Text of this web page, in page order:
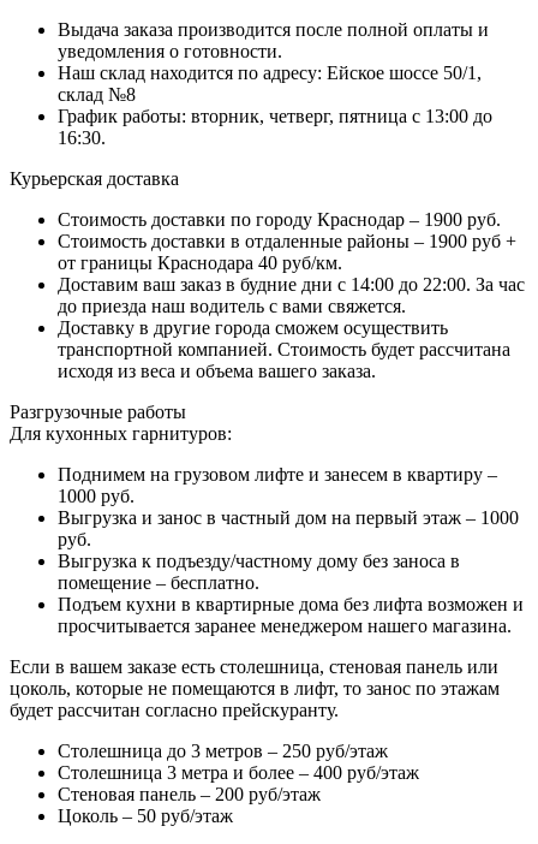
Выдача заказа производится после полной оплаты и
уведомления о готовности.
Наш склад находится по адресу: Ейское шоссе 50/1,
склад №8
График работы: вторник, четверг, пятница с 13:00 до
16:30.
Курьерская доставка
Стоимость доставки по городу Краснодар – 1900 руб.
Стоимость доставки в отдаленные районы – 1900 руб +
от границы Краснодара 40 руб/км.
Доставим ваш заказ в будние дни с 14:00 до 22:00. За час
до приезда наш водитель с вами свяжется.
Доставку в другие города сможем осуществить
транспортной компанией. Стоимость будет рассчитана
исходя из веса и объема вашего заказа.
Разгрузочные работы
Для кухонных гарнитуров:
Поднимем на грузовом лифте и занесем в квартиру –
1000 руб.
Выгрузка и занос в частный дом на первый этаж – 1000
руб.
Выгрузка к подъезду/частному дому без заноса в
помещение – бесплатно.
Подъем кухни в квартирные дома без лифта возможен и
просчитывается заранее менеджером нашего магазина.
Если в вашем заказе есть столешница, стеновая панель или
цоколь, которые не помещаются в лифт, то занос по этажам
будет рассчитан согласно прейскуранту.
Столешница до 3 метров – 250 руб/этаж
Столешница 3 метра и более – 400 руб/этаж
Стеновая панель – 200 руб/этаж
Цоколь – 50 руб/этаж